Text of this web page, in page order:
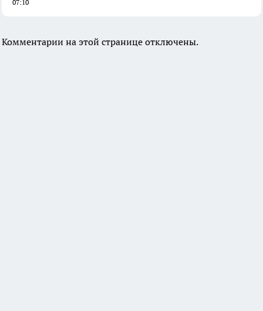
07:10
Комментарии на этой странице отключены.